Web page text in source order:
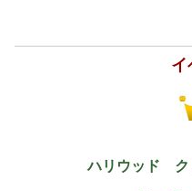
イ
ハリウッド